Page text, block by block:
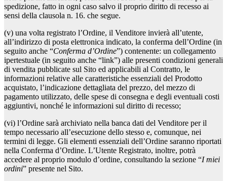
spedizione, fatto in ogni caso salvo il proprio diritto di recesso ai
sensi della clausola n. 16. che segue.
(v) una volta registrato l’Ordine, il Venditore invierà all’utente,
all’indirizzo di posta elettronica indicato, la conferma dell’Ordine (in
seguito anche “Conferma d’Ordine”) contenente: un collegamento
ipertestuale (in seguito anche “link”) alle presenti condizioni generali
di vendita pubblicate sul Sito ed applicabili al Contratto, le
informazioni relative alle caratteristiche essenziali del Prodotto
acquistato, l’indicazione dettagliata del prezzo, del mezzo di
pagamento utilizzato, delle spese di consegna e degli eventuali costi
aggiuntivi, nonché le informazioni sul diritto di recesso;
(vi) l’Ordine sarà archiviato nella banca dati del Venditore per il
tempo necessario all’esecuzione dello stesso e, comunque, nei
termini di legge. Gli elementi essenziali dell’Ordine saranno riportati
nella Conferma d’Ordine. L’Utente Registrato, inoltre, potrà
accedere al proprio modulo d’ordine, consultando la sezione “I miei
ordini” presente nel Sito.